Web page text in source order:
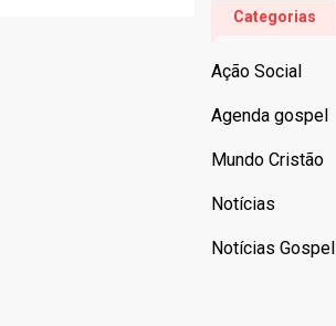
Categorias
Ação Social
Agenda gospel
Mundo Cristão
Notícias
Notícias Gospel